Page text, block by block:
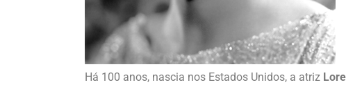
Há 100 anos, nascia nos Estados Unidos, a atriz